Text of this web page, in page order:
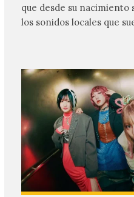
que desde su nacimiento
los sonidos locales que